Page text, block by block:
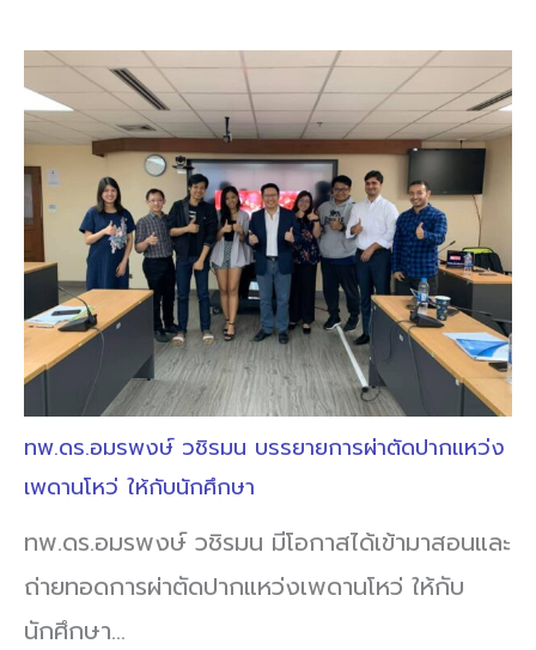
ทพ.ดร.อมรพงษ์ วชิรมน บรรยายการผ่าตัดปากแหว่ง
เพดานโหว่ ให้กับนักศึกษา
ทพ.ดร.อมรพงษ์ วชิรมน มีโอกาสได้เข้ามาสอนและ
ถ่ายทอดการผ่าตัดปากแหว่งเพดานโหว่ ให้กับ
นักศึกษา…